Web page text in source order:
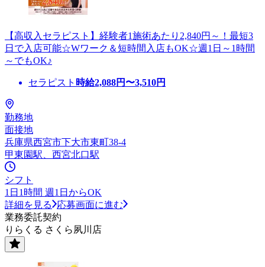
【高収入セラピスト】経験者1施術あたり2,840円～！最短3
日で入店可能☆Wワーク＆短時間入店もOK☆週1日～1時間
～でもOK♪
セラピスト 時給2,088円〜3,510円
勤務地
面接地
兵庫県西宮市下大市東町38-4
甲東園駅、西宮北口駅
シフト
1日1時間 週1日からOK
詳細を見る
応募画面に進む
業務委託契約
りらくる さくら夙川店